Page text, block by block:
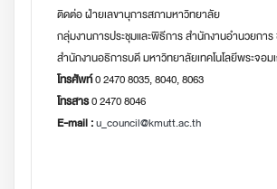
ติดต่อ ฝ่ายเลขานุการสภามหาวิทยาลัย
กลุ่มงานการประชุมและพิธีการ สำนักงานอำนวยการ
สำนักงานอธิการบดี มหาวิทยาลัยเทคโนโลยีพระจอม
โทรศัพท์0 2470 8035, 8040, 8063
โทรสาร0 2470 8046
E-mail :u_council@kmutt.ac.th